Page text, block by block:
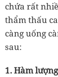
chứa rất
thẩm thấu
càng uống
sau:
1. Hàm